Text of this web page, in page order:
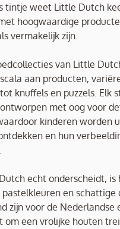
tintje weet Little Dutch
hoogwaardige
vermakelijk zijn.
van Little
aan producten,
knuffels en puzzels. Elk
met oog voor
kinderen worden
en hun
echt onderscheidt, is
en schattige
zijn voor de Nederlandse
om een vrolijke houten